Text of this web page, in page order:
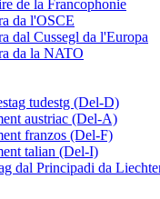
de la Francophonie
da l'OSCE
dal Cussegl da l'Europa
da la NATO
tudestg (Del-D)
austriac (Del-A)
franzos (Del-F)
talian (Del-I)
dal Principadi da